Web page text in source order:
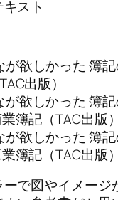
スト
が欲しかった 簿
出版）
が欲しかった 簿
簿記（TAC出版）
が欲しかった 簿
簿記（TAC出版）
で図やイメージ